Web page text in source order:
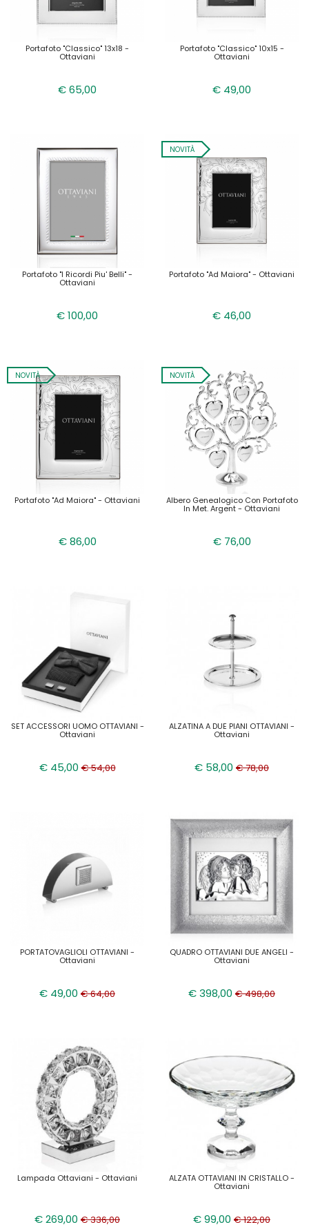
Portafoto "classico" 13x18 -
Ottaviani
€ 65,00
Portafoto "classico" 10x15 -
Ottaviani
€ 49,00
Portafoto "i Ricordi Piu' Belli" -
Ottaviani
€ 100,00
NOVITÀ
Portafoto "ad Maiora" - Ottaviani
€ 46,00
NOVITÀ
Portafoto "ad Maiora" - Ottaviani
€ 86,00
NOVITÀ
Albero Genealogico Con Portafoto
In Met. Argent - Ottaviani
€ 76,00
SET ACCESSORI UOMO OTTAVIANI -
Ottaviani
€ 45,00 € 54,00
ALZATINA A DUE PIANI OTTAVIANI -
Ottaviani
€ 58,00 € 78,00
PORTATOVAGLIOLI OTTAVIANI -
Ottaviani
€ 49,00 € 64,00
QUADRO OTTAVIANI DUE ANGELI -
Ottaviani
€ 398,00 € 498,00
Lampada Ottaviani - Ottaviani
€ 269,00 € 336,00
ALZATA OTTAVIANI IN CRISTALLO -
Ottaviani
€ 99,00 € 122,00